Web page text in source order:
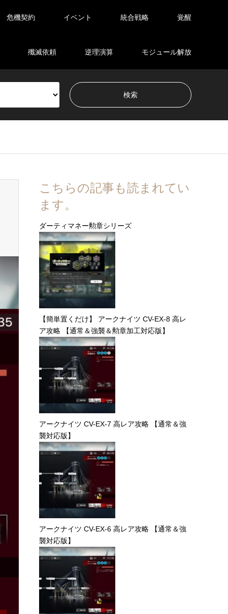
危機契約 イベント 統合戦略 覚醒
殲滅依頼 逆理演算 モジュール解放
こちらの記事も読まれてい
ます。
ダーティマネー勲章シリーズ
【簡単置くだけ】 アークナイツ CV-EX-8 高レ
ア攻略 【通常＆強襲＆勲章加工対応版】
アークナイツ CV-EX-7 高レア攻略 【通常＆強
襲対応版】
アークナイツ CV-EX-6 高レア攻略 【通常＆強
襲対応版】